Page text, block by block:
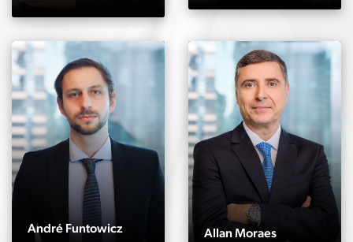
André Funtowicz Allan Moraes